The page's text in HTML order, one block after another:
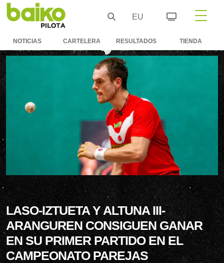
EU
NOTICIAS CARTELERA RESULTADOS TIENDA
LASO-IZTUETA Y ALTUNA III-
ARANGUREN CONSIGUEN GANAR
EN SU PRIMER PARTIDO EN EL
CAMPEONATO PAREJAS